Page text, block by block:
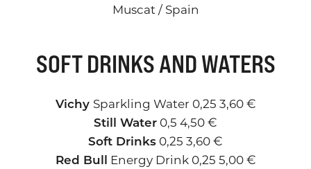
Muscat / Spain
SOFT DRINKS AND WATERS
Vichy Sparkling Water 0,25 3,60 €
Still Water 0,5 4,50 €
Soft Drinks 0,25 3,60 €
Red Bull Energy Drink 0,25 5,00 €